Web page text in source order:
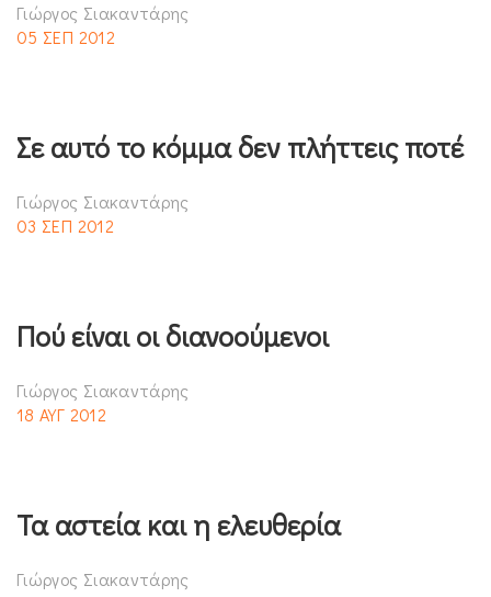
Γιώργος Σιακαντάρης
05 ΣΕΠ 2012
Σε αυτό το κόμμα δεν πλήττεις ποτέ
Γιώργος Σιακαντάρης
03 ΣΕΠ 2012
Πού είναι οι διανοούμενοι
Γιώργος Σιακαντάρης
18 ΑΥΓ 2012
Τα αστεία και η ελευθερία
Γιώργος Σιακαντάρης